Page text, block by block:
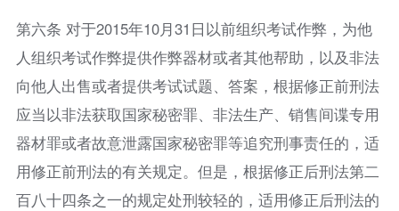
第六条 对于2015年10月31日以前组织考试作弊，为他
人组织考试作弊提供作弊器材或者其他帮助，以及非法
向他人出售或者提供考试试题、答案，根据修正前刑法
应当以非法获取国家秘密罪、非法生产、销售间谍专用
器材罪或者故意泄露国家秘密罪等追究刑事责任的，适
用修正前刑法的有关规定。但是，根据修正后刑法第二
百八十四条之一的规定处刑较轻的，适用修正后刑法的